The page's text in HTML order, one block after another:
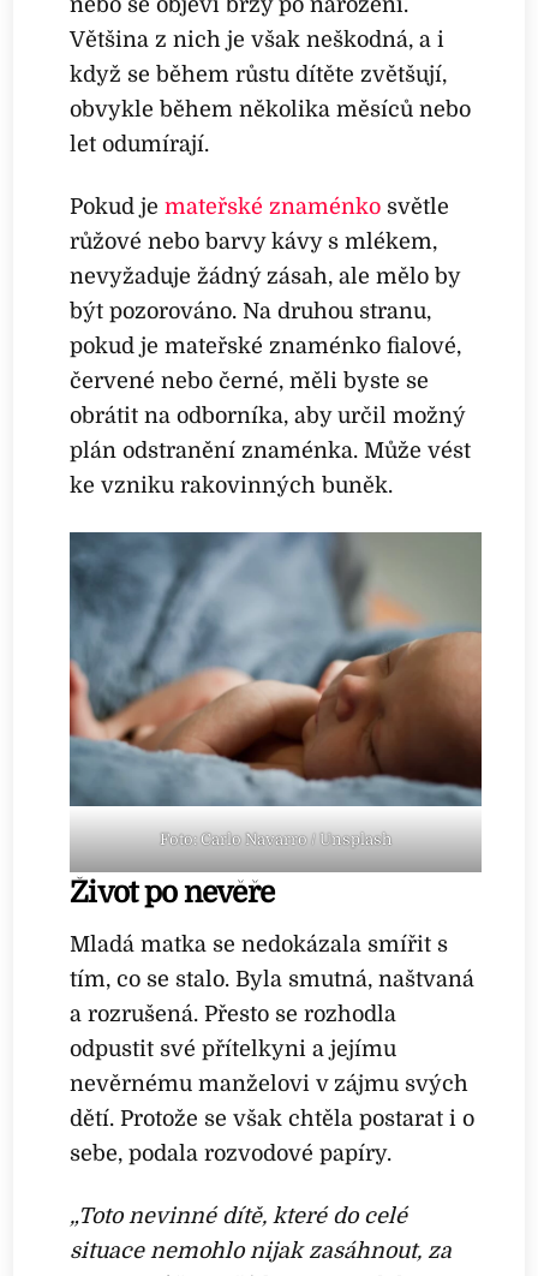
Většina z nich je však neškodná, a i
když se během růstu dítěte zvětšují,
obvykle během několika měsíců nebo
let odumírají.
Pokud jemateřské znaménko světle
růžové nebo barvy kávy s mlékem,
nevyžaduje žádný zásah, ale mělo by
být pozorováno. Na druhou stranu,
pokud je mateřské znaménko fialové,
červené nebo černé, měli byste se
obrátit na odborníka, aby určil možný
plán odstranění znaménka. Může vést
ke vzniku rakovinných buněk.
Foto: Carlo Navarro / Unsplash
Život po nevěře
Mladá matka se nedokázala smířit s
tím, co se stalo. Byla smutná, naštvaná
a rozrušená. Přesto se rozhodla
odpustit své přítelkyni a jejímu
nevěrnému manželovi v zájmu svých
dětí. Protože se však chtěla postarat i o
sebe, podala rozvodové papíry.
„Toto nevinné dítě, které do celé
situace nemohlo nijak zasáhnout, za